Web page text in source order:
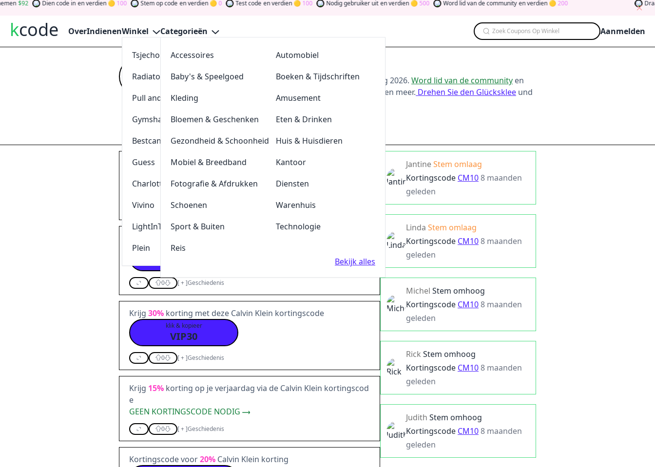
92 Dien code in en verdien 100 Stem op code en verdien 0 Test code en verdien 100 Nodig gebruiker uit en verdien 500 Word lid van de community en verdien 200 Draai de
kcode OverIndienenWinkel
Tsjechoreizen
AllesvoorBBQ
Radiatorendiscounter
De Klompengigant
Pull and Bear
Lensonline
Gymshark
Quickjewels
Bestcanvas
BrewDog
Guess
Tefal
Charlotte Tilbury
Durex
Vivino
LightInThebox
Fun en Feest
Plein
Categorieën
Accessoires
Automobiel
Baby's & Speelgoed
Boeken & Tijdschriften
Kleding
Amusement
Bloemen & Geschenken
Eten & Drinken
Gezondheid & Schoonheid
Huis & Huisdieren
Mobiel & Breedband
Kantoor
Fotografie & Afdrukken
Diensten
Schoenen
Warenhuis
Sport & Buiten
Technologie
Reis
Bekijk alles
Zoek Coupons Op Winkel Aanmelden
Kijk opkcodevoor de beste Calvin Klein -aanbiedingen van aug 2026. Word lid van de community en
verdien tokens door bij te dragen via stemmen, testen, delen en meer. Drehen Sie den Glücksklee und
gewinnen Sie Geld
Indienen calvinklein.nl
Calvin Klein | Gebruik deze kortingsbon voor extra
SUMMERCK20
[+]Geschiedenis
klik & kopieer
0 [+]Geschiedenis
Krijg 30% korting met deze Calvin Klein kortingscode
klik & kopieer
VIP30
0 [+]Geschiedenis
Krijg 15% korting op je verjaardag via de Calvin Klein kortingscod
e
GEEN KORTINGSCODE NODIG
0 [+]Geschiedenis
Kortingscode voor20% Calvin Klein korting
JantineStem omlaag
Kortingscode CM108 maanden
geleden
Linda Stem omlaag
Kortingscode CM108 maanden
geleden
Michel Stem omhoog
Kortingscode CM108 maanden
geleden
Rick Stem omhoog
Kortingscode CM108 maanden
geleden
Judith Stem omhoog
Kortingscode CM108 maanden
geleden